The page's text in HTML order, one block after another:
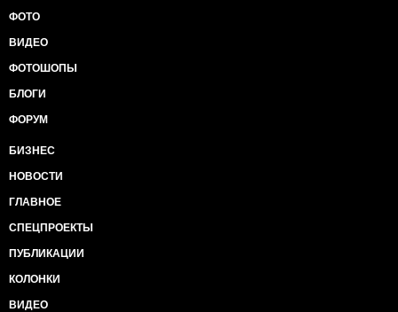
ФОТО
ВИДЕО
ФОТОШОПЫ
БЛОГИ
ФОРУМ
БИЗНЕС
НОВОСТИ
ГЛАВНОЕ
СПЕЦПРОЕКТЫ
ПУБЛИКАЦИИ
КОЛОНКИ
ВИДЕО